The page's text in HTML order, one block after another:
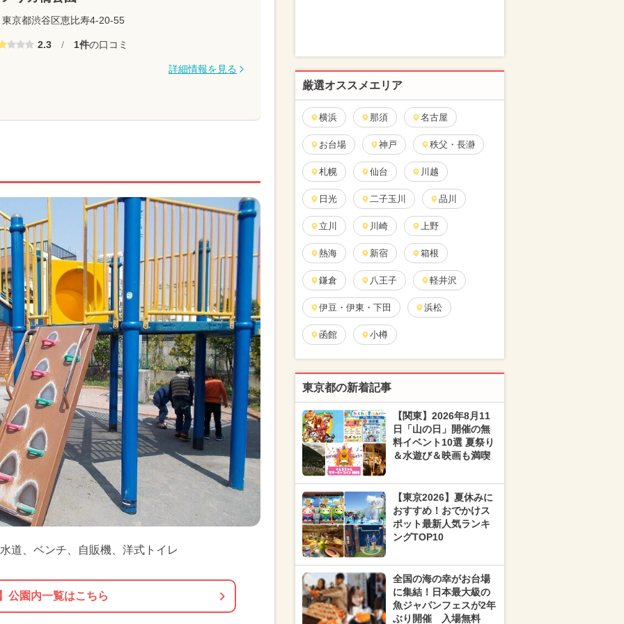
東京都渋谷区恵比寿4-20-55
2.3 / 1件の口コミ
詳細情報を見る
道、ベンチ、自販機、洋式トイレ
公園内一覧はこちら
厳選オススメエリア
横浜 那須 名古屋
お台場 神戸 秩父・長瀞
札幌 仙台 川越
日光 二子玉川 品川
立川 川崎 上野
熱海 新宿 箱根
鎌倉 八王子 軽井沢
伊豆・伊東・下田 浜松
函館 小樽
東京都の新着記事
【関東】2026年8月11
日「山の日」開催の無
料イベント10選 夏祭り
＆水遊び＆映画も満喫
【東京2026】夏休みに
おすすめ！おでかけス
ポット最新人気ランキ
ングTOP10
全国の海の幸がお台場
に集結！日本最大級の
魚ジャパンフェスが2年
ぶり開催 入場無料